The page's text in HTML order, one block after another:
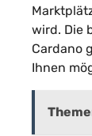
wird. Die
Cardano
Ihnen